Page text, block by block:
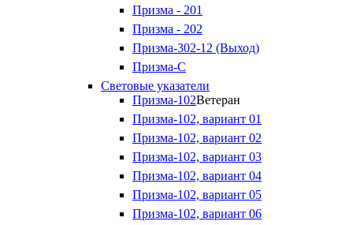
Призма - 201
Призма - 202
Призма-302-12 (Выход)
Призма-С
Световые указатели
Призма-102Ветеран
Призма-102, вариант 01
Призма-102, вариант 02
Призма-102, вариант 03
Призма-102, вариант 04
Призма-102, вариант 05
Призма-102, вариант 06